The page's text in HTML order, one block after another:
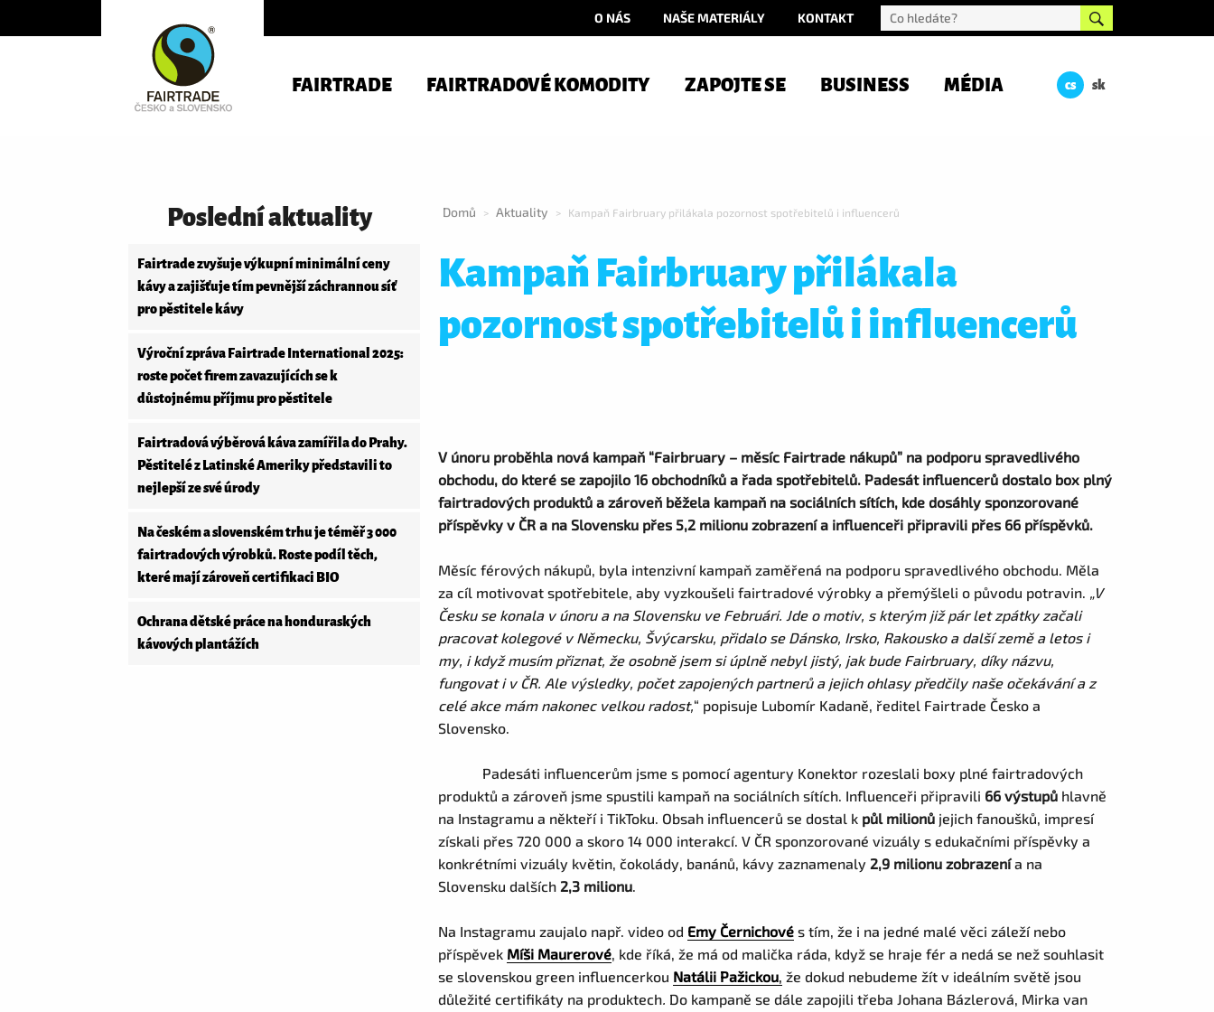
O NÁS NAŠE MATERIÁLY KONTAKT
FAIRTRADE FAIRTRADOVÉ KOMODITY ZAPOJTE SE BUSINESS MÉDIA cs sk
Poslední aktuality
Fairtrade zvyšuje výkupní minimální ceny
kávy a zajišťuje tím pevnější záchrannou síť
pro pěstitele kávy
Výroční zpráva Fairtrade International 2025:
roste počet firem zavazujících se k
důstojnému příjmu pro pěstitele
Fairtradová výběrová káva zamířila do Prahy.
Pěstitelé z Latinské Ameriky představili to
nejlepší ze své úrody
Na českém a slovenském trhu je téměř 3 000
fairtradových výrobků. Roste podíl těch,
které mají zároveň certifikaci BIO
Ochrana dětské práce na honduraských
kávových plantážích
Domů > Aktuality > Kampaň Fairbruary přilákala pozornost spotřebitelů i influencerů
Kampaň Fairbruary přilákala
pozornost spotřebitelů i influencerů
V únoru proběhla nová kampaň “Fairbruary – měsíc Fairtrade nákupů” na podporu spravedlivého
obchodu, do které se zapojilo 16 obchodníků a řada spotřebitelů. Padesát influencerů dostalo box plný
fairtradových produktů a zároveň běžela kampaň na sociálních sítích, kde dosáhly sponzorované
příspěvky v ČR a na Slovensku přes 5,2 milionu zobrazení a influenceři připravili přes 66 příspěvků.
Měsíc férových nákupů, byla intenzivní kampaň zaměřená na podporu spravedlivého obchodu. Měla
za cíl motivovat spotřebitele, aby vyzkoušeli fairtradové výrobky a přemýšleli o původu potravin. „V
Česku se konala v únoru a na Slovensku ve Februári. Jde o motiv, s kterým již pár let zpátky začali
pracovat kolegové v Německu, Švýcarsku, přidalo se Dánsko, Irsko, Rakousko a další země a letos i
my, i když musím přiznat, že osobně jsem si úplně nebyl jistý, jak bude Fairbruary, díky názvu,
fungovat i v ČR. Ale výsledky, počet zapojených partnerů a jejich ohlasy předčily naše očekávání a z
celé akce mám nakonec velkou radost,“ popisuje Lubomír Kadaně, ředitel Fairtrade Česko a
Slovensko.
Padesáti influencerům jsme s pomocí agentury Konektor rozeslali boxy plné fairtradových
produktů a zároveň jsme spustili kampaň na sociálních sítích. Influenceři připravili 66 výstupů hlavně
na Instagramu a někteří i TikToku. Obsah influencerů se dostal k půl milionů jejich fanoušků, impresí
získali přes 720 000 a skoro 14 000 interakcí. V ČR sponzorované vizuály s edukačními příspěvky a
konkrétními vizuály květin, čokolády, banánů, kávy zaznamenaly 2,9 milionu zobrazenía na
Slovensku dalších 2,3 milionu.
Na Instagramu zaujalo např. video od Emy Černichové s tím, že i na jedné malé věci záleží nebo
příspěvek Míši Maurerové, kde říká, že má od malička ráda, když se hraje fér a nedá se než souhlasit
se slovenskou green influencerkou Natálii Pažickou, že dokud nebudeme žít v ideálním světě jsou
důležité certifikáty na produktech. Do kampaně se dále zapojili třeba Johana Bázlerová, Mirka van